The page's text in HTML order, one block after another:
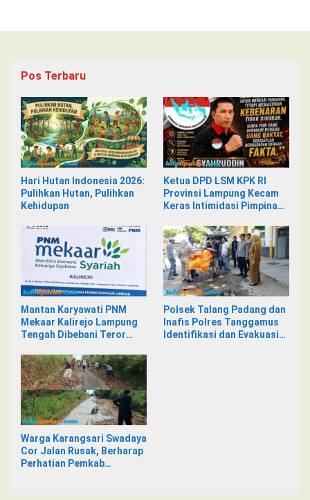
Pos Terbaru
Hari Hutan Indonesia 2026:
Pulihkan Hutan, Pulihkan
Kehidupan
Ketua DPD LSM KPK RI
Provinsi Lampung Kecam
Keras Intimidasi Pimpinan
Kalirejo terhadap Nad
Mantan Karyawati PNM
Mekaar Kalirejo Lampung
Tengah Dibebani Teror
Intimidasi
Polsek Talang Padang dan
Inafis Polres Tanggamus
Identifikasi dan Evakuasi
Warga Karangsari Swadaya
Cor Jalan Rusak, Berharap
Perhatian Pemkab